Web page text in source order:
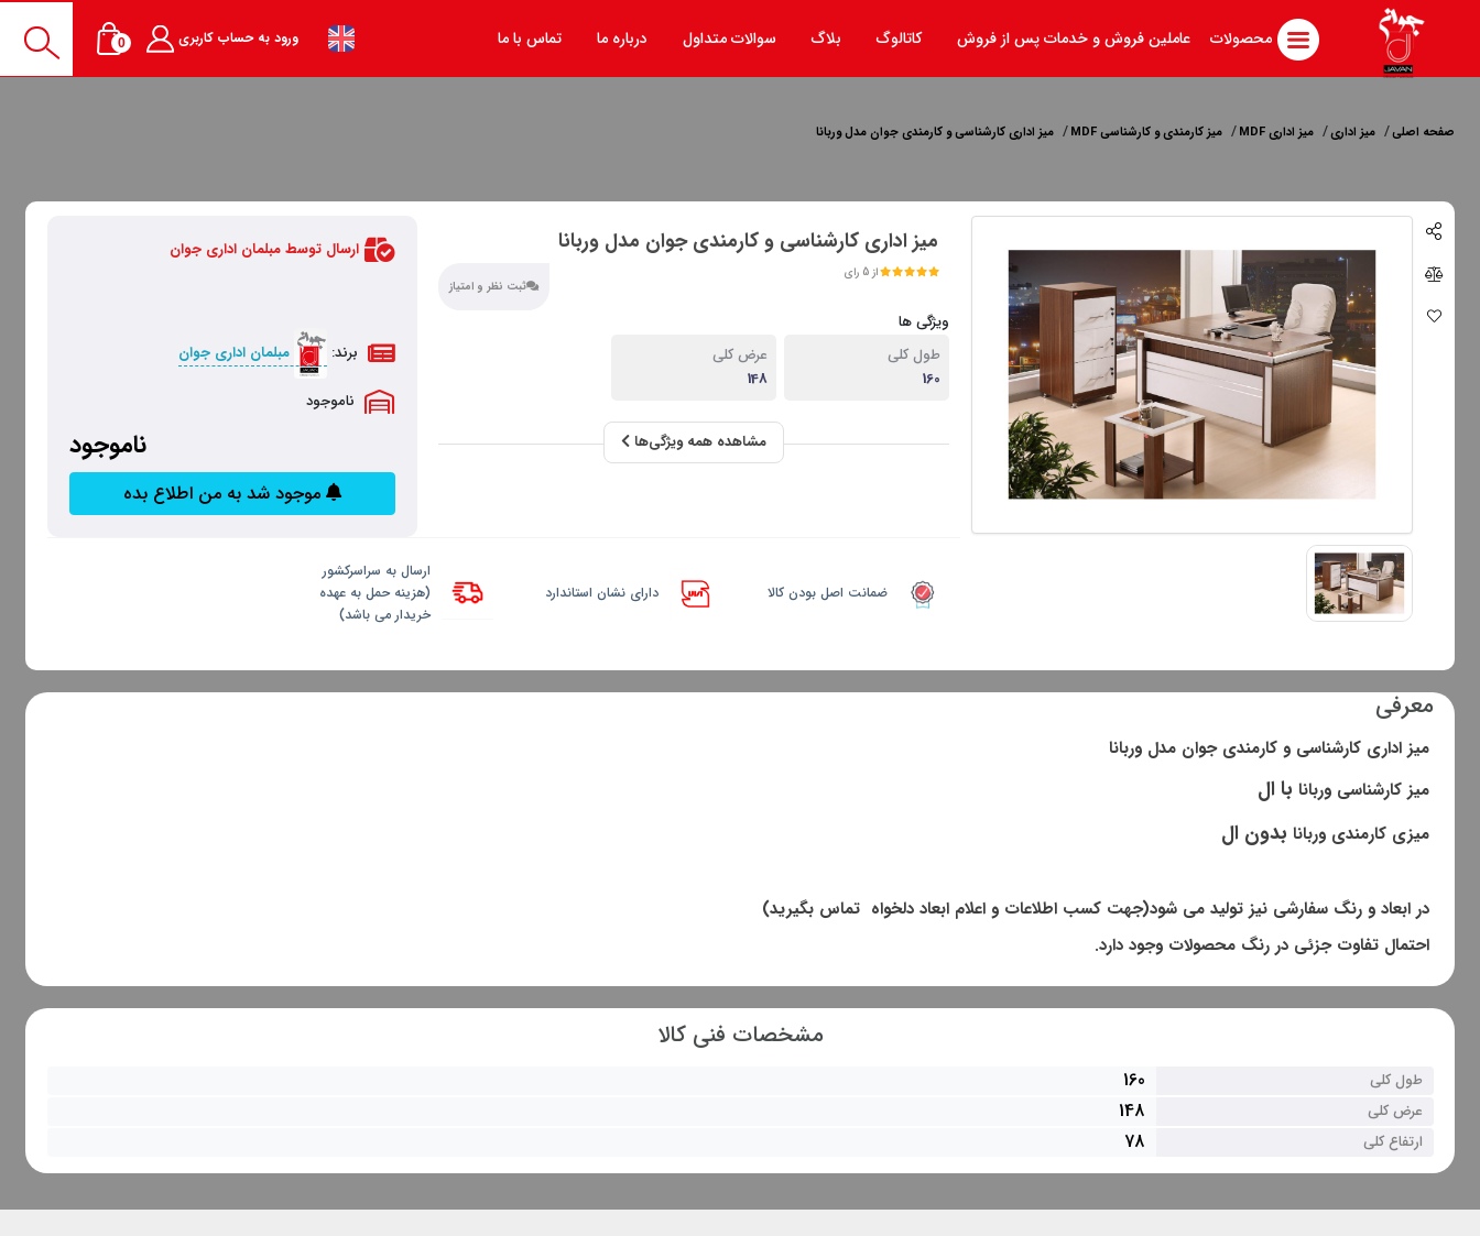
محصولات عاملین فروش و خدمات پس از فروش کاتالوگ بلاگ سوالات متداول درباره ما تماس با ما ورود به حساب کاربری 0
صفحه اصلی میز اداری میز اداری MDF میز کارمندی و کارشناسی MDF میز اداری کارشناسی و کارمندی جوان مدل وربانا
میز اداری کارشناسی و کارمندی جوان مدل وربانا
از 5 رای
ثبت نظر و امتیاز
ویژگی ها
طول کلی
160
عرض کلی
148
مشاهده همه ویژگی‌ها
ارسال توسط مبلمان اداری جوان
برند: مبلمان اداری جوان
ناموجود
ناموجود
موجود شد به من اطلاع بده
ضمانت اصل بودن کالا دارای نشان استاندارد
ارسال به سراسرکشور
(هزینه حمل به عهده
خریدار می باشد)
معرفی
میز اداری کارشناسی و کارمندی جوان مدل وربانا
میز کارشناسی وربانا با ال
میزی کارمندی وربانا بدون ال
در ابعاد و رنگ سفارشی نیز تولید می شود(جهت کسب اطلاعات و اعلام ابعاد دلخواه تماس بگیرید)
احتمال تفاوت جزئی در رنگ محصولات وجود دارد.
مشخصات فنی کالا
طول کلی 160
عرض کلی 148
ارتفاع کلی 78